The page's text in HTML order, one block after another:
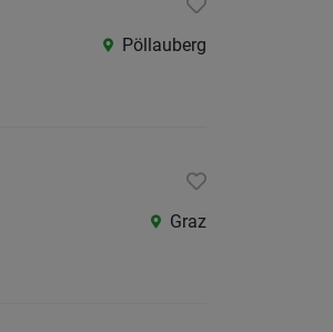
Pöllauberg
Graz